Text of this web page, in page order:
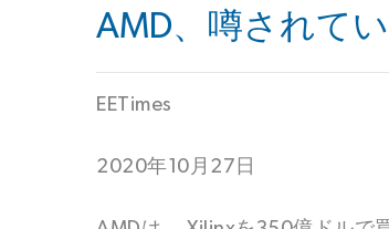
AMD、噂されて
EETimes
2020年10月27日